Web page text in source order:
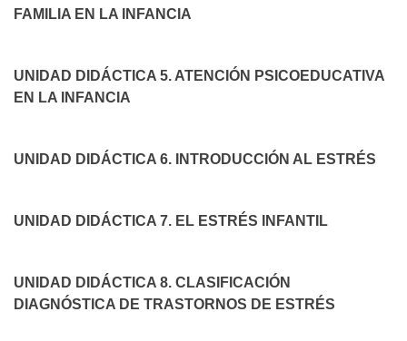
FAMILIA EN LA INFANCIA
UNIDAD DIDÁCTICA 5. ATENCIÓN PSICOEDUCATIVA
EN LA INFANCIA
UNIDAD DIDÁCTICA 6. INTRODUCCIÓN AL ESTRÉS
UNIDAD DIDÁCTICA 7. EL ESTRÉS INFANTIL
UNIDAD DIDÁCTICA 8. CLASIFICACIÓN
DIAGNÓSTICA DE TRASTORNOS DE ESTRÉS